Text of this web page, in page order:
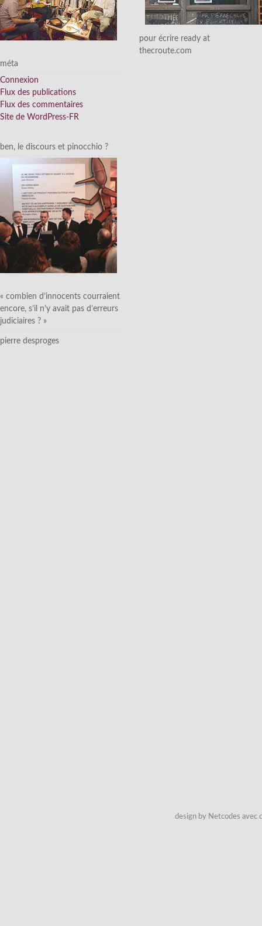
méta
Connexion
Flux des publications
Flux des commentaires
Site de WordPress-FR
ben, le discours et pinocchio ?
« combien d’innocents courraient
encore, s’il n’y avait pas d’erreurs
judiciaires ? »
pierre desproges
pour écrire ready at
thecroute.com
design by Netcodes avec